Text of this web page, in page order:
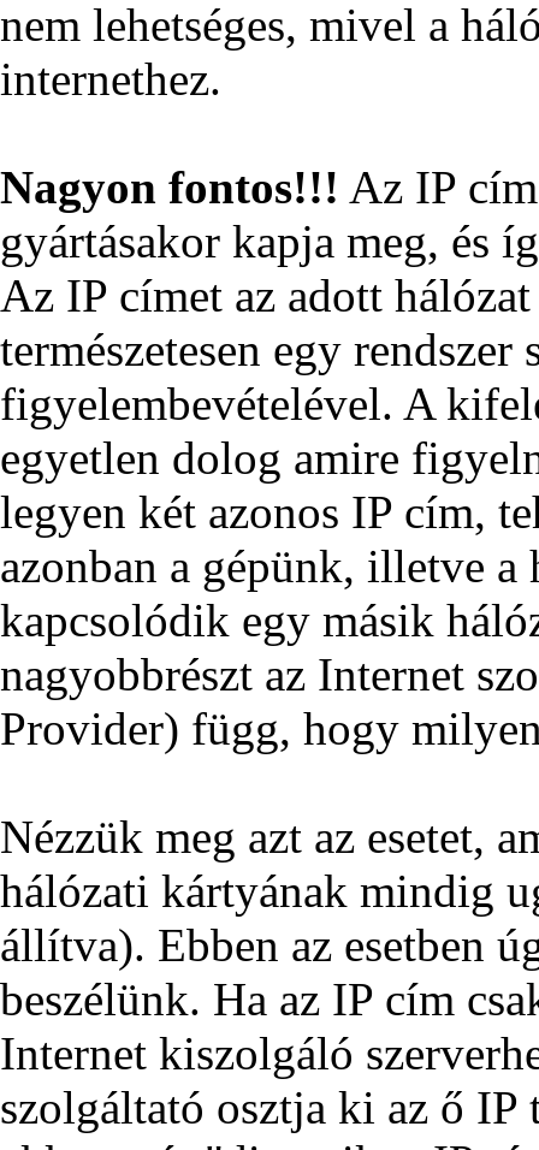
nem lehetséges, mivel a
internethez.
Nagyon fontos!!! Az IP
gyártásakor kapja meg, és
Az IP címet az adott
természetesen egy
figyelembevételével. A
egyetlen dolog amire
legyen két azonos IP cím,
azonban a gépünk, illetve
kapcsolódik egy másik
nagyobbrészt az Internet
Provider) függ, hogy
Nézzük meg azt az esetet,
hálózati kártyának mindig
állítva). Ebben az esetben
beszélünk. Ha az IP cím
Internet kiszolgáló
szolgáltató osztja ki az ő IP